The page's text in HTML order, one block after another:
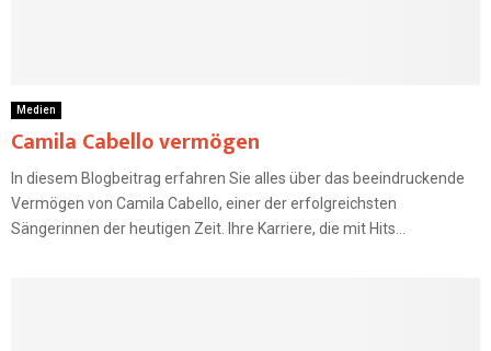
Medien
Camila Cabello vermögen
In diesem Blogbeitrag erfahren Sie alles über das beeindruckende
Vermögen von Camila Cabello, einer der erfolgreichsten
Sängerinnen der heutigen Zeit. Ihre Karriere, die mit Hits...